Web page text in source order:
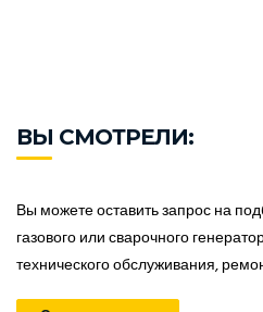
ВЫ СМОТРЕЛИ:
Вы можете оставить запрос на
газового или сварочного
технического обслуживания,